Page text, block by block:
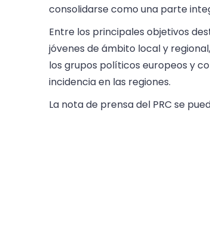
consolidarse como una parte
Entre los principales objetivos
jóvenes de ámbito local y
los grupos políticos europeos y
incidencia en las regiones.
La nota de prensa del PRC se